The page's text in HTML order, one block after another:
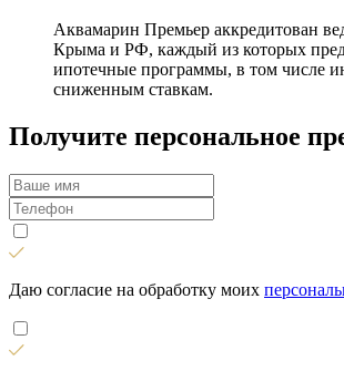
Аквамарин Премьер аккредитован
Крыма и РФ, каждый из которых
ипотечные программы, в том числе
сниженным ставкам.
Получите персональное
Даю согласие на обработку моих